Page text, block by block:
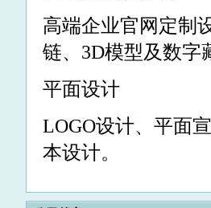
高端企业官网定制
链、3D模型及数字
平面设计
LOGO设计、平面
本设计。